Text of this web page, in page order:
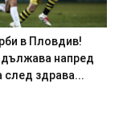
в Пловдив!
напред
след здрава...